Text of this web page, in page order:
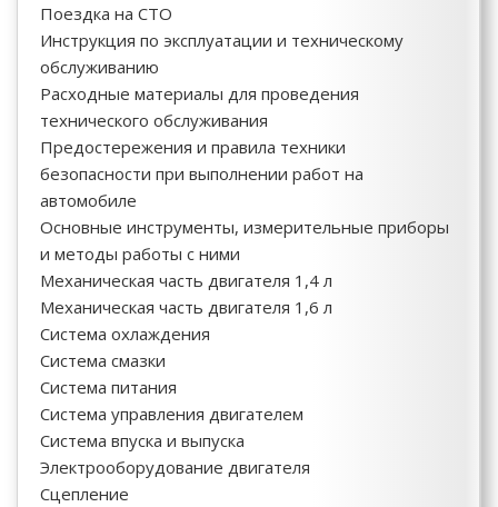
Поездка на СТО
Инструкция по эксплуатации и техническому
обслуживанию
Расходные материалы для проведения
технического обслуживания
Предостережения и правила техники
безопасности при выполнении работ на
автомобиле
Основные инструменты, измерительные приборы
и методы работы с ними
Механическая часть двигателя 1,4 л
Механическая часть двигателя 1,6 л
Система охлаждения
Система смазки
Система питания
Система управления двигателем
Система впуска и выпуска
Электрооборудование двигателя
Сцепление